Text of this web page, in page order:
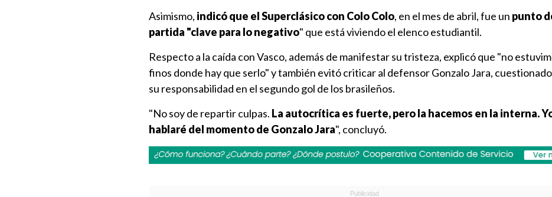
Asimismo, indicó que el Superclásico con Colo Colo, en el mes de abril, fue un punto
partida "clave para lo negativo" que está viviendo el elenco estudiantil.
Respecto a la caída con Vasco, además de manifestar su tristeza, explicó que "no
finos donde hay que serlo" y también evitó criticar al defensor Gonzalo Jara,
su responsabilidad en el segundo gol de los brasileños.
"No soy de repartir culpas. La autocrítica es fuerte, pero la hacemos en la interna.
hablaré del momento de Gonzalo Jara", concluyó.